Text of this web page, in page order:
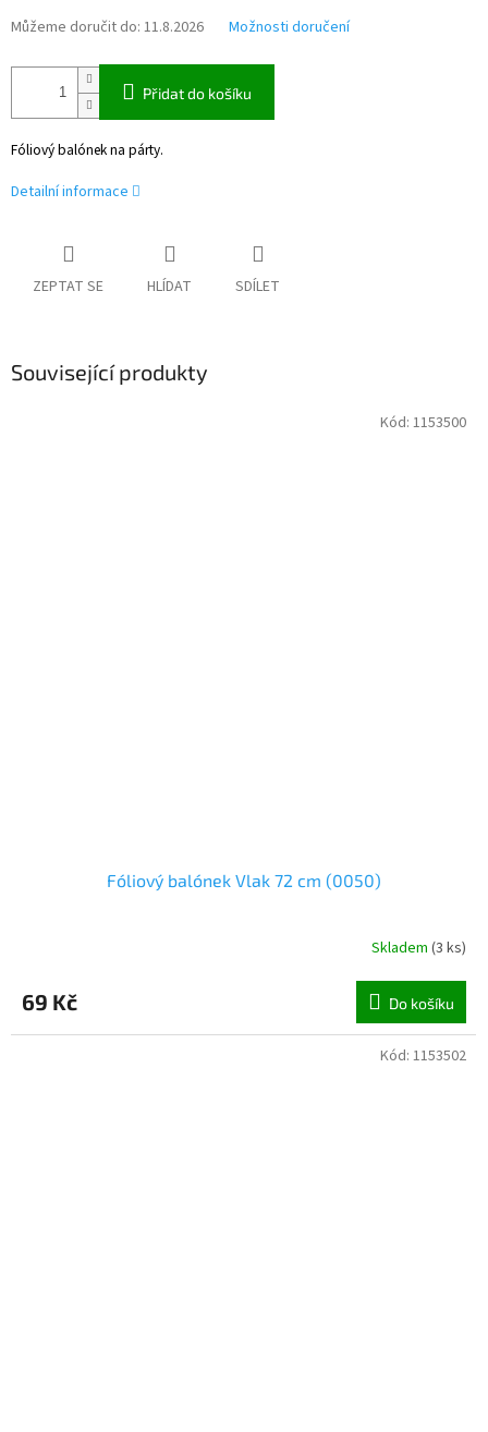
Můžeme doručit do: 11.8.2026 Možnosti doručení
Přidat do košíku
Fóliový balónek na párty.
Detailní informace
ZEPTAT SE HLÍDAT SDÍLET
Související produkty
Fóliový balónek Vlak 72 cm (0050)
Skladem (3 ks)
69 Kč Do košíku
Kód: 1153500
Kód: 1153502